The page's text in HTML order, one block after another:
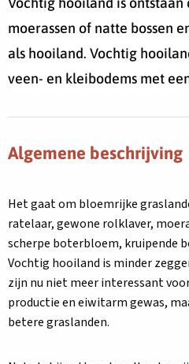
moerassen of natte bossen
als hooiland. Vochtig
veen- en kleibodems met
Algemene beschrijving
Het gaat om bloemrijke
ratelaar, gewone rolklaver,
scherpe boterbloem, kruipende
Vochtig hooiland is minder
zijn nu niet meer interessant
productie en eiwitarm gewas,
betere graslanden.